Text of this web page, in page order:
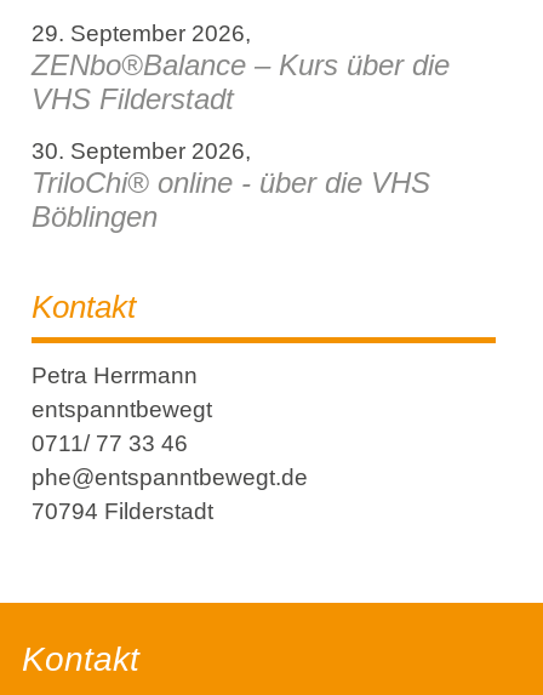
29. September 2026,
ZENbo®Balance – Kurs über die
VHS Filderstadt
30. September 2026,
TriloChi® online - über die VHS
Böblingen
Kontakt
Petra Herrmann
entspanntbewegt
0711/ 77 33 46
phe@entspanntbewegt.de
70794 Filderstadt
Kontakt